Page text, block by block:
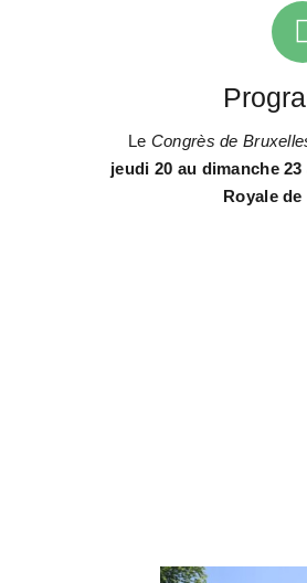
Le Congrès de
jeudi 20 au dimanche 23
Royale